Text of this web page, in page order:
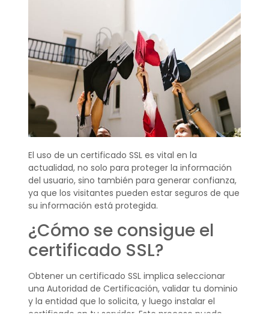
El uso de un certificado SSL es vital en la
actualidad, no solo para proteger la información
del usuario, sino también para generar confianza,
ya que los visitantes pueden estar seguros de que
su información está protegida.
¿Cómo se consigue el
certificado SSL?
Obtener un certificado SSL implica seleccionar
una Autoridad de Certificación, validar tu dominio
y la entidad que lo solicita, y luego instalar el
certificado en tu servidor. Este proceso puede